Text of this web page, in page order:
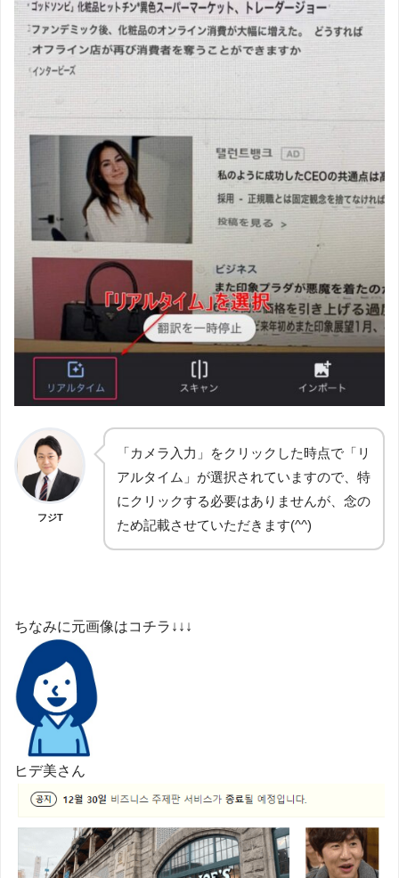
フジT
「カメラ入力」をクリックした時点で「リ
アルタイム」が選択されていますので、特
にクリックする必要はありませんが、念の
ため記載させていただきます(^^)
ちなみに元画像はコチラ↓↓↓
ヒデ美さん